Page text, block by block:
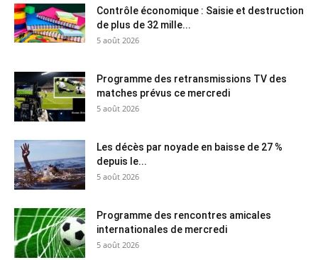
Contrôle économique : Saisie et destruction
de plus de 32 mille...
5 août 2026
Programme des retransmissions TV des
matches prévus ce mercredi
5 août 2026
Les décès par noyade en baisse de 27 %
depuis le...
5 août 2026
Programme des rencontres amicales
internationales de mercredi
5 août 2026